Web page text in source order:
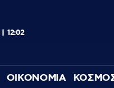
12:02
ΟΙΚΟΝΟΜΙΑ